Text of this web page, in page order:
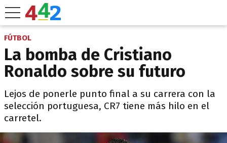
FÚTBOL
La bomba de Cristiano
Ronaldo sobre su futuro
Lejos de ponerle punto final a su carrera con la
selección portuguesa, CR7 tiene más hilo en el
carretel.